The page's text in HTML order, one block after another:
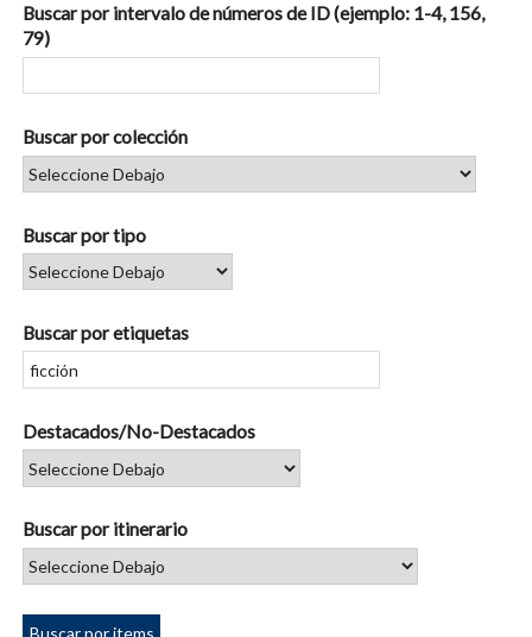
Buscar por intervalo de números de ID (ejemplo: 1-4, 156,
79)
Buscar por colección
Buscar por tipo
Buscar por etiquetas
Destacados/No-Destacados
Buscar por itinerario